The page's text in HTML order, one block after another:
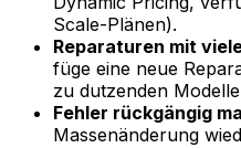
Scale-Plänen).
Reparaturen mit
füge eine neue
zu dutzenden
Fehler rückgängig
Massenänderung